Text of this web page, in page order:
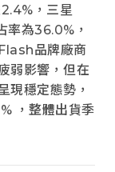
，三星
為36.0%，
品牌廠商
弱影響，但在
現穩定態勢，
，整體出貨季